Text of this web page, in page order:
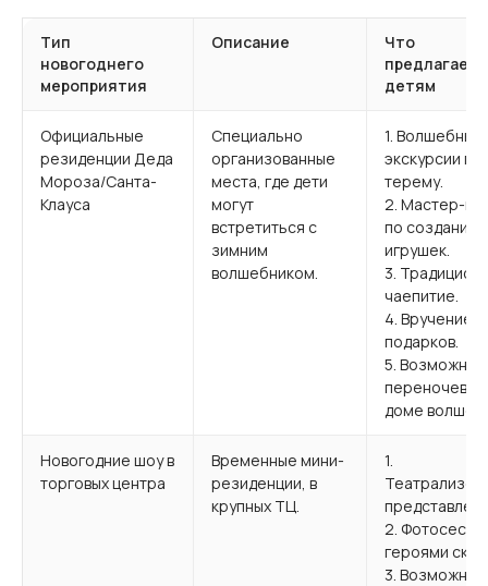
Тип
новогоднего
мероприятия
Описание
Что
детям
Официальные
резиденции Деда
Мороза/Санта-
Клауса
Специально
организованные
места, где дети
могут
встретиться с
зимним
волшебником.
1. Волшебные
экскурсии по
терему.
2. Мастер-
по созданию
игрушек.
3.
чаепитие.
4. Вручение
подарков.
5.
доме
Новогодние шоу в
торговых центра
Временные мини-
резиденции, в
крупных ТЦ.
1.
2.
героями
3.